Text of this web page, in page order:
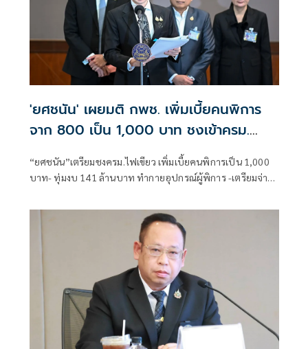
'ยศชนัน' เผยมติ กพช. เพิ่มเบี้ยคนพิการ
จาก 800 เป็น 1,000 บาท ชงเข้าครม.
“ยศชนัน”เตรียมชงครม.ไฟเขียว เพิ่มเบี้ยคนพิการเป็น 1,000
บาท- ทุ่มงบ 141 ล้านบาท ทำกายอุปกรณ์ผู้พิการ -เตรียมจ่าย